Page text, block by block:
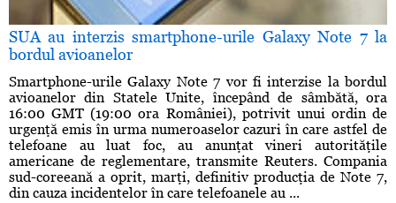
SUA au interzis smartphone-urile Galaxy Note 7 la
bordul avioanelor
Smartphone-urile Galaxy Note 7 vor fi interzise la bordul
avioanelor din Statele Unite, începând de sâmbătă, ora
16:00 GMT (19:00 ora României), potrivit unui ordin de
urgenţă emis în urma numeroaselor cazuri în care astfel de
telefoane au luat foc, au anunţat vineri autorităţile
americane de reglementare, transmite Reuters. Compania
sud-coreeană a oprit, marţi, definitiv producţia de Note 7,
din cauza incidentelor în care telefoanele au ...